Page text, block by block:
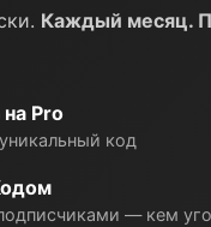
Каждый месяц.
Pro
код
— кем